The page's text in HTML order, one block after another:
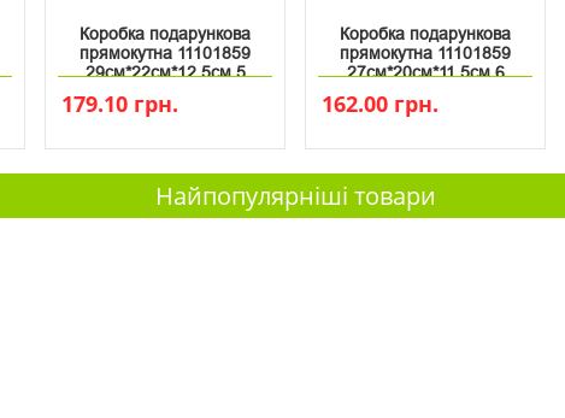
Коробка подарункова
прямокутна 11101859
29см*22см*12.5см 5
179.10 грн.
Коробка подарункова
прямокутна 11101859
27см*20см*11.5см 6
162.00 грн.
Найпопулярніші товари